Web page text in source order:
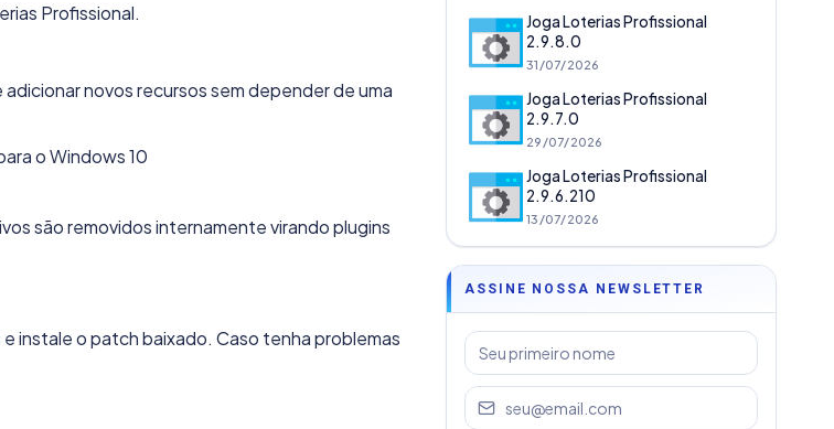
Profissional.
novos recursos sem depender de uma
o Windows 10
são removidos internamente virando plugins
e instale o patch baixado. Caso tenha problemas
Joga Loterias Profissional
2.9.8.0
31/07/2026
Joga Loterias Profissional
2.9.7.0
29/07/2026
Joga Loterias Profissional
2.9.6.210
13/07/2026
ASSINE NOSSA NEWSLETTER